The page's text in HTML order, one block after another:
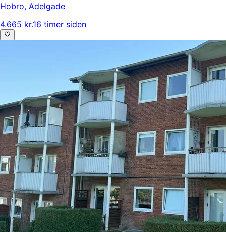
Hobro, Adelgade
4.665 kr.16 timer siden